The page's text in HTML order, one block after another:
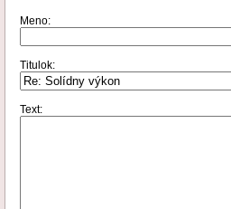
Meno:
Titulok:
Text: